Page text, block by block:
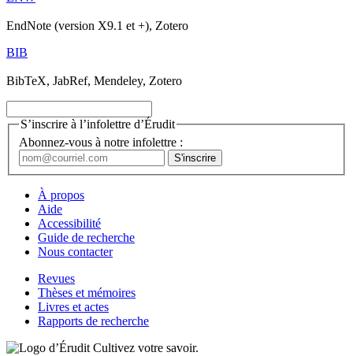
EndNote (version X9.1 et +), Zotero
BIB
BibTeX, JabRef, Mendeley, Zotero
S’inscrire à l’infolettre d’Érudit
Abonnez-vous à notre infolettre :
À propos
Aide
Accessibilité
Guide de recherche
Nous contacter
Revues
Thèses et mémoires
Livres et actes
Rapports de recherche
Cultivez votre savoir.